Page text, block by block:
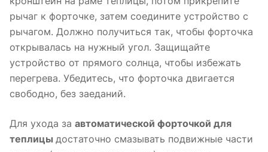
рычаг к форточке, затем соедините устройство с
рычагом. Должно получиться так, чтобы форточка
открывалась на нужный угол. Защищайте
устройство от прямого солнца, чтобы избежать
перегрева. Убедитесь, что форточка двигается
свободно, без заеданий.
Для ухода за автоматической форточкой для
теплицы достаточно смазывать подвижные части